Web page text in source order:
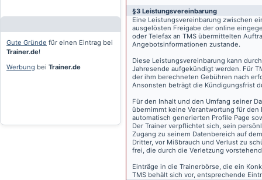
Gute Gründe für einen Eintrag bei
Trainer.de!
Werbung bei Trainer.de
§3 Leistungsvereinbarung
Eine Leistungsvereinbarung zwischen
ausgelösten Freigabe der online
oder Telefax an TMS übermittelten
Angebotsinformationen zustande.
Diese Leistungsvereinbarung kann
Jahresende aufgekündigt werden. Für
der ihm berechneten Gebühren nach
Ansonsten beträgt die Kündigungsfrist
Für den Inhalt und den Umfang seiner
übernimmt keine Verantwortung für den
automatisch generierten Profile Page
Der Trainer verpflichtet sich, sein
Zugang zu seinem Datenbereich auf
Dritter, vor Mißbrauch und Verlust zu
frei, die durch die Verletzung
Einträge in die Trainerbörse, die ein
TMS behält sich vor, entsprechende